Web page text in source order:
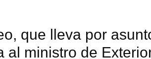
que lleva por
al ministro de